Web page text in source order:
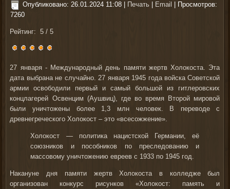
Опубликовано: 26.01.2024 11:08 Печать Email
| Просмотров:
7260
Рейтинг:5 /5
27 января - Международный день памяти жертв Холокоста. Эта
дата выбрана не случайно. 27 января 1945 года войска Советской
армии освободили первый и самый большой из гитлеровских
концлагерей Освенцим (Аушвиц), где во время Второй мировой
были уничтожены более 1,3 млн человек. В переводе с
древнегреческого Холокост – это «всесожжение».
Холокост — политика нацистской Германии, её
союзников и пособников по преследованию и
массовому уничтожению евреев с 1933 по 1945 год.
Накануне дня памяти жертв Холокоста в колледже был
организован конкурс рисунков «Холокост: память и